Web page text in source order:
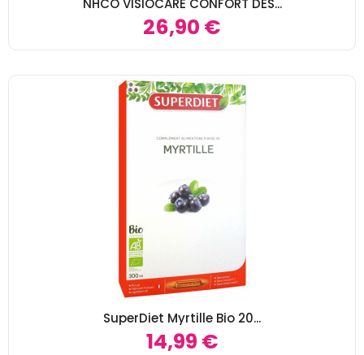
NHCO VISIOCARE CONFORT DES...
26,90 €
SuperDiet Myrtille Bio 20...
14,99 €